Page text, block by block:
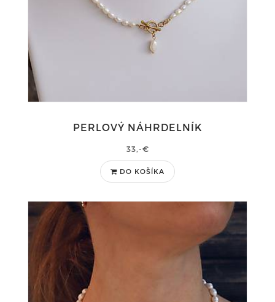
PERLOVÝ NÁHRDELNÍK
33,-€
DO KOŠÍKA